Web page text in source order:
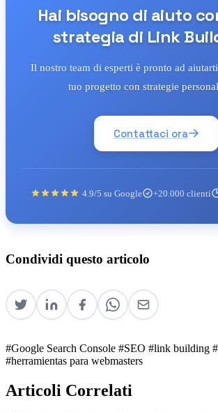
Hai bisogno di aiuto
strategia di Link
Il nostro team di esperti è pronto ad
tuo progetto con strategie
Contattaci ora
4.9/5 su Google +20.000 clienti
Condividi questo articolo
#Google Search Console #SEO #link building
#herramientas para webmasters
Articoli Correlati